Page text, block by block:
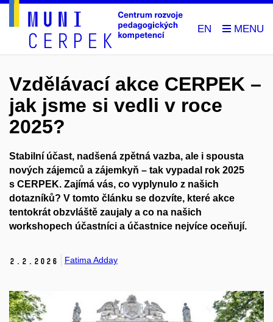
EN
Vzdělávací akce CERPEK –
jak jsme si vedli v roce
2025?
Stabilní účast, nadšená zpětná vazba, ale i spousta
nových zájemců a zájemkyň – tak vypadal rok 2025
s CERPEK. Zajímá vás, co vyplynulo z našich
dotazníků? V tomto článku se dozvíte, které akce
tentokrát obzvláště zaujaly a co na našich
workshopech účastníci a účastnice nejvíce oceňují.
2. 2. 2026 Fatima Adday